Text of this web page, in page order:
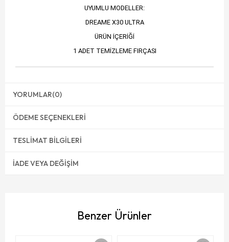
UYUMLU MODELLER:
DREAME X30 ULTRA
ÜRÜN İÇERİĞİ
1 ADET TEMİZLEME FIRÇASI
YORUMLAR(0)
ÖDEME SEÇENEKLERI
TESLIMAT BILGILERI
İADE VEYA DEĞIŞIM
Benzer Ürünler